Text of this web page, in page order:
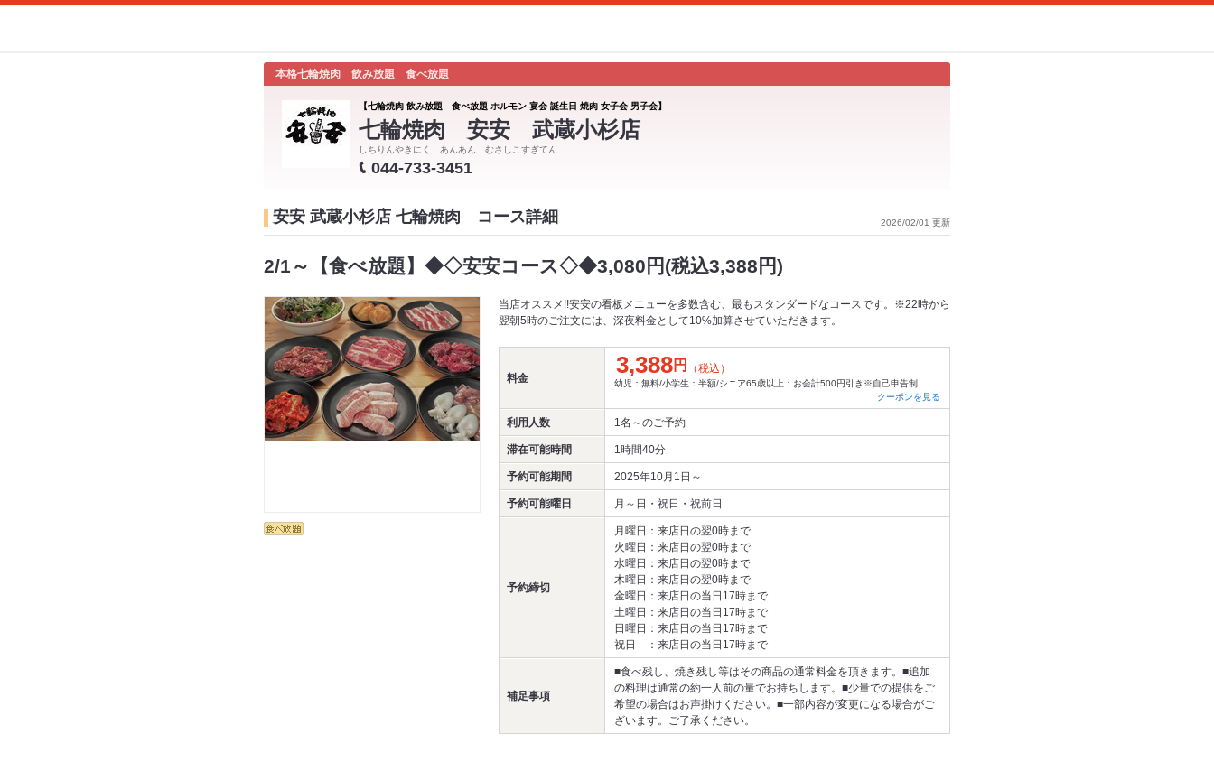
本格七輪焼肉 飲み放題 食べ放題
【七輪焼肉 飲み放題 食べ放題 ホルモン 宴会 誕生日 焼肉 女子会 男子会】
七輪焼肉 安安 武蔵小杉店
しちりんやきにく あんあん むさしこすぎてん
044-733-3451
2026/02/01 更新
安安 武蔵小杉店 七輪焼肉 コース詳細
2/1～【食べ放題】◆◇安安コース◇◆3,080円(税込3,388円)
当店オススメ!!安安の看板メニューを多数含む、最もスタンダードなコースです。※22時から
翌朝5時のご注文には、深夜料金として10%加算させていただきます。
料金 3,388円 （税込）
幼児：無料/小学生：半額/シニア65歳以上：お会計500円引き※自己申告制
クーポンを見る
利用人数 1名～のご予約
滞在可能時間 1時間40分
予約可能期間 2025年10月1日～
予約可能曜日 月～日・祝日・祝前日
予約締切
月曜日：来店日の翌0時まで
火曜日：来店日の翌0時まで
水曜日：来店日の翌0時まで
木曜日：来店日の翌0時まで
金曜日：来店日の当日17時まで
土曜日：来店日の当日17時まで
日曜日：来店日の当日17時まで
祝日 ：来店日の当日17時まで
補足事項
■食べ残し、焼き残し等はその商品の通常料金を頂きます。■追加
の料理は通常の約一人前の量でお持ちします。■少量での提供をご
希望の場合はお声掛けください。■一部内容が変更になる場合がご
ざいます。ご了承ください。